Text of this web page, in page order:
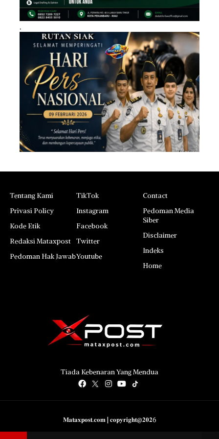
.
Tentang Kami
Privasi Policy
Kode Etik
Redaksi Mataxpost
Pedoman Hak Jawab
TikTok
Instagram
Facebook
Twitter
Youtube
Contact
Pedoman Media
Siber
Disclaimer
Indeks
Home
Tiada Kebenaran Yang Mendua
𝐌𝐚𝐭𝐚𝐱𝐩𝐨𝐬𝐭.𝐜𝐨𝐦 | 𝐜𝐨𝐩𝐲𝐫𝐢𝐠𝐡𝐭@𝟐𝟎𝟐6